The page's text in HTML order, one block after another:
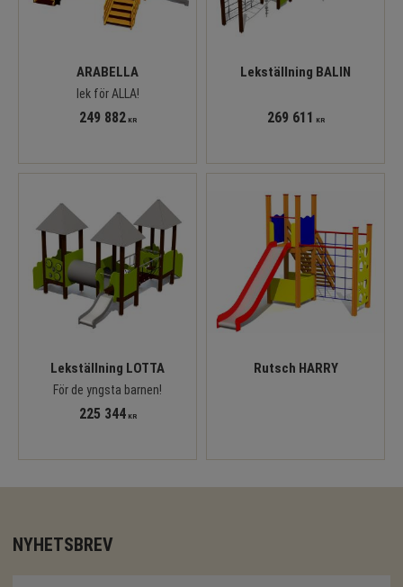
ARABELLA
lek för ALLA!
249 882KR
Lekställning BALIN
269 611 KR
Lekställning LOTTA
För de yngsta barnen!
225 344KR
Rutsch HARRY
NYHETSBREV